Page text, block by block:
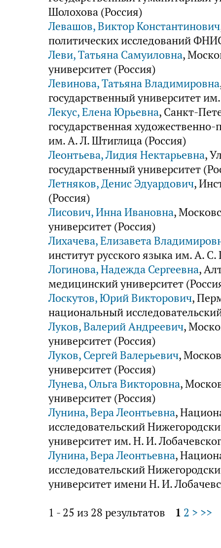
Шолохова (Россия)
Левашов, Виктор Константинович
политических исследований
Леви, Татьяна Самуиловна,
университет (Россия)
Левинова, Татьяна Владимировна
государственный университет
Лекус, Елена Юрьевна, Санкт-
государственная
им. А. Л. Штиглица (Россия)
Леонтьева, Лидия Нектарьевна,
государственный университет
Летняков, Денис Эдуардович,
(Россия)
Лисович, Инна Ивановна,
университет (Россия)
Лихачева, Елизавета
институт русского языка им. А.
Логинова, Надежда Сергеевна,
медицинский университет
Лоскутов, Юрий Викторович,
национальный
Луков, Валерий Андреевич,
университет (Россия)
Луков, Сергей Валерьевич,
университет (Россия)
Лунева, Ольга Викторовна,
университет (Россия)
Лунина, Вера Леонтьевна,
исследовательский
университет им. Н. И.
Лунина, Вера Леонтьевна,
исследовательский
университет имени Н. И.
1 - 25 из 28 результатов 1 2 > >>